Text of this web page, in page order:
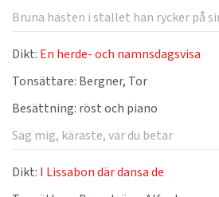
Bruna hästen i stallet han rycker på
Dikt: En herde- och namnsdagsvisa
Tonsättare: Bergner, Tor
Besättning: röst och piano
Säg mig, käraste, var du betar
Dikt: I Lissabon där dansa de